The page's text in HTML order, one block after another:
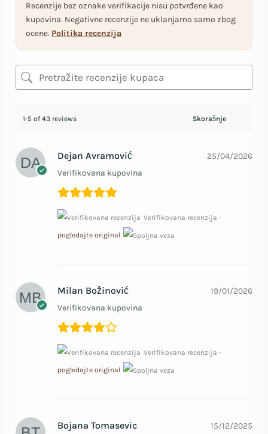
Recenzije bez oznake verifikacije nisu potvrđene kao
kupovina. Negativne recenzije ne uklanjamo samo zbog
ocene. Politika recenzija
1-5 of 43 reviews
Dejan Avramović
Verifikovana kupovina
25/04/2026
Verifikovana recenzija -
pogledajte original
Milan Božinović
Verifikovana kupovina
19/01/2026
Verifikovana recenzija -
pogledajte original
Bojana Tomasevic 15/12/2025